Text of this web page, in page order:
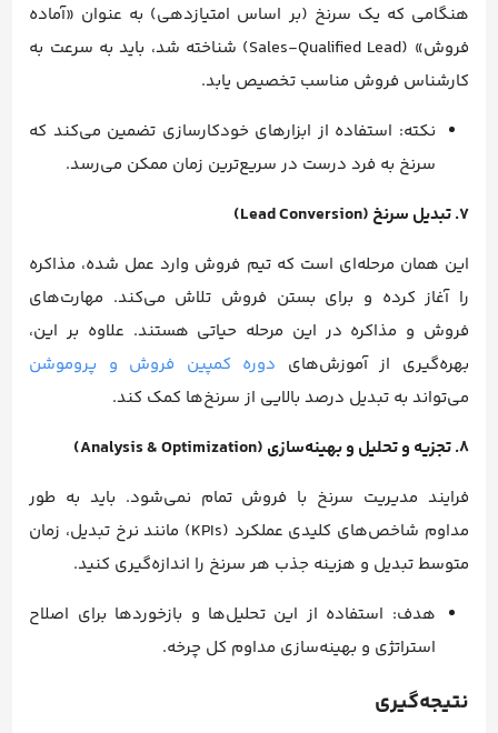
هنگامی که یک سرنخ (بر اساس امتیازدهی) به عنوان «آماده
فروش» (Sales-Qualified Lead) شناخته شد، باید به سرعت به
کارشناس فروش مناسب تخصیص یابد.
نکته: استفاده از ابزارهای خودکارسازی تضمین می‌کند که
سرنخ به فرد درست در سریع‌ترین زمان ممکن می‌رسد.
۷. تبدیل سرنخ (Lead Conversion)
این همان مرحله‌ای است که تیم فروش وارد عمل شده، مذاکره
را آغاز کرده و برای بستن فروش تلاش می‌کند. مهارت‌های
فروش و مذاکره در این مرحله حیاتی هستند. علاوه بر این،
بهره‌گیری از آموزش‌های دوره کمپین فروش و پروموشن
می‌تواند به تبدیل درصد بالایی از سرنخ‌ها کمک کند.
۸. تجزیه و تحلیل و بهینه‌سازی (Analysis & Optimization)
فرایند مدیریت سرنخ با فروش تمام نمی‌شود. باید به طور
مداوم شاخص‌های کلیدی عملکرد (KPIs) مانند نرخ تبدیل، زمان
متوسط تبدیل و هزینه جذب هر سرنخ را اندازه‌گیری کنید.
هدف: استفاده از این تحلیل‌ها و بازخوردها برای اصلاح
استراتژی و بهینه‌سازی مداوم کل چرخه.
نتیجه‌گیری